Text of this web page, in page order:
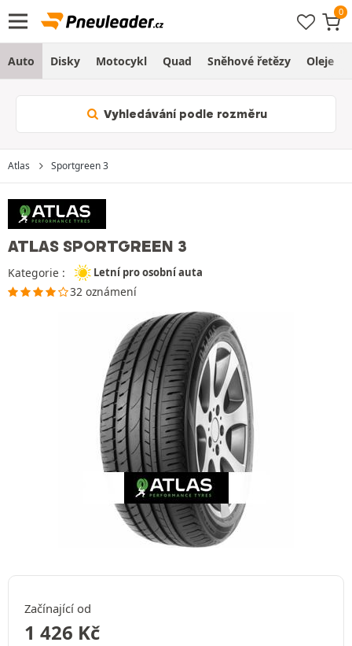
Auto Disky Motocykl Quad Sněhové řetězy Oleje
Vyhledávání podle rozměru
Atlas Sportgreen 3
ATLAS SPORTGREEN 3
Kategorie : Letní pro osobní auta
32 oznámení
Začínající od
1 426 Kč